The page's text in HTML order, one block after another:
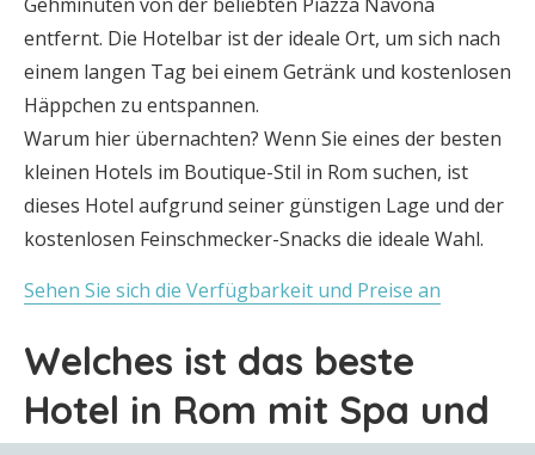
entfernt. Die Hotelbar ist der ideale Ort, um sich nach
einem langen Tag bei einem Getränk und kostenlosen
Häppchen zu entspannen.
Warum hier übernachten? Wenn Sie eines der besten
kleinen Hotels im Boutique-Stil in Rom suchen, ist
dieses Hotel aufgrund seiner günstigen Lage und der
kostenlosen Feinschmecker-Snacks die ideale Wahl.
Sehen Sie sich die Verfügbarkeit und Preise an
Welches ist das beste
Hotel in Rom mit Spa und